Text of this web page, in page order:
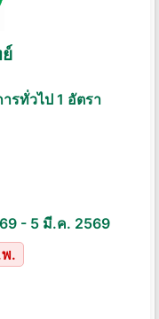
รทั่วไป 1 อัตรา
- 5 มี.ค. 2569
.